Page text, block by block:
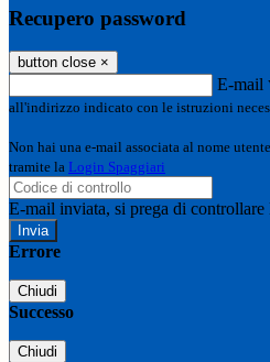
Recupero password
button close ×
E-mail
all'indirizzo indicato con le istruzioni
Non hai una e-mail associata al nome
tramite la Login Spaggiari
E-mail inviata, si prega di controllare
Errore
Chiudi
Successo
Chiudi